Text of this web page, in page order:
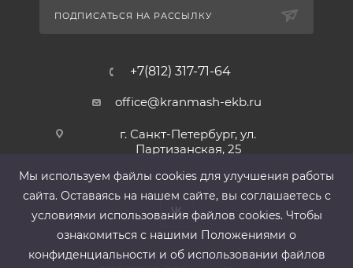
ПОДПИСАТЬСЯ НА РАССЫЛКУ
+7(812) 317-71-64
office@kranmash-ekb.ru
г. Санкт-Петербург, ул.
Партизанская, 25
Мы используем файлы cооkies для улучшения работы
сайта. Оставаясь на нашем сайте, вы соглашаетесь с
условиями использования файлов cооkies. Чтобы
ознакомиться с нашими Положениями о
конфиденциальности и об использовании файлов